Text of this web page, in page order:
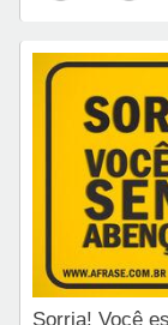
Sorria! Você